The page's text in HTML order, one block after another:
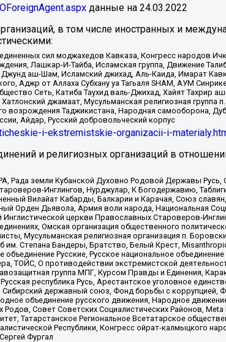
данные на 24.03.2022
в том числе иностранных и
сил моджахедов Кавказа, Конгресс народов
Лашкар-И-Тайба, Исламская группа, Движение
Джунд аш-Шам, Исламский джихад, Аль-Каида, Имарат
Аджр от Аллаха Субхану уа Тагьаля SHAM, АУМ
Сеть, Катиба Таухид валь-Джихад, Хайят Тахрир
джамаат, Мусульманская религиозная
возрождения Таджикистана, Народная самооборона,
Айдар, Русский добровольческий корпус
i-ekstremistskie-organizacii-i-
и религиозных организаций в
Рада земли Кубанской Духовно Родовой Державы
Инглингов, Нурджулар, К Богодержавию,
Вилайат Кабарды, Балкарии и Карачая, Союз
Орден Дьявола, Армия воли народа, Национальная
церкви Православных Староверов-
Омская организация общественного
Мусульманская религиозная организация п.
им. Степана Бандеры, Братство, Белый Крест,
объединение Русские, Русское национальное
ТОЙС, О противодействии экстремистской
группа МПГ, Курсом Правды и Единения,
республика Русь, Арестантское уголовное
державный союз, Фонд борьбы с коррупцией,
объединение русского движения, Народное
Совет Советских Социалистических Районов,
Татарстанское Региональное Всетатарское
Республики, Конгресс ойрат-калмыцкого
Фургал